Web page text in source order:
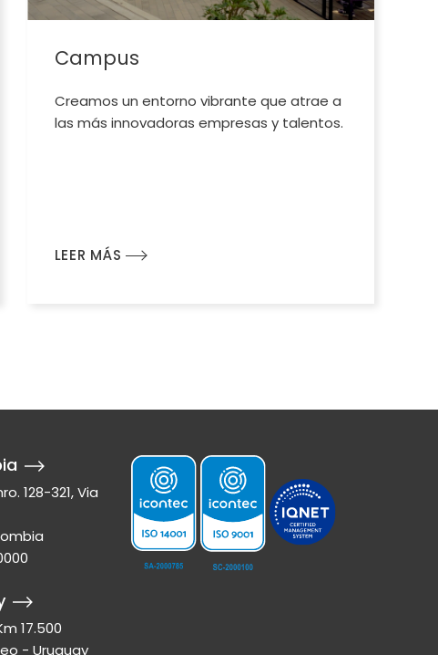
Campus
Creamos un entorno vibrante que atrae a
las más innovadoras empresas y talentos.
LEER MÁS
128-321, Via
17.500
- Uruguay